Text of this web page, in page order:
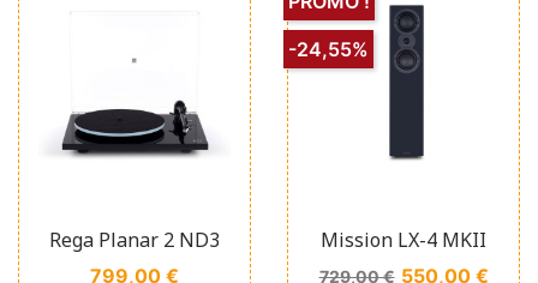
Rega Planar 2 ND3
Prix
799,00 €
Mission LX-4 MKII
Prix de base
729,00 € Prix
550,00 €
-24,55%